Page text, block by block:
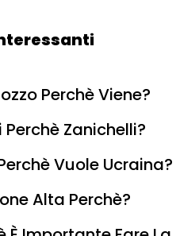
Perchè Viene?
Perchè Zanichelli?
Vuole Ucraina?
Alta Perchè?